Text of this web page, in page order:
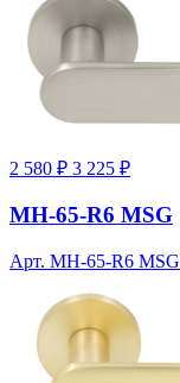
2 580 ₽ 3 225 ₽
MH-65-R6 MSG
Арт. MH-65-R6 MSG